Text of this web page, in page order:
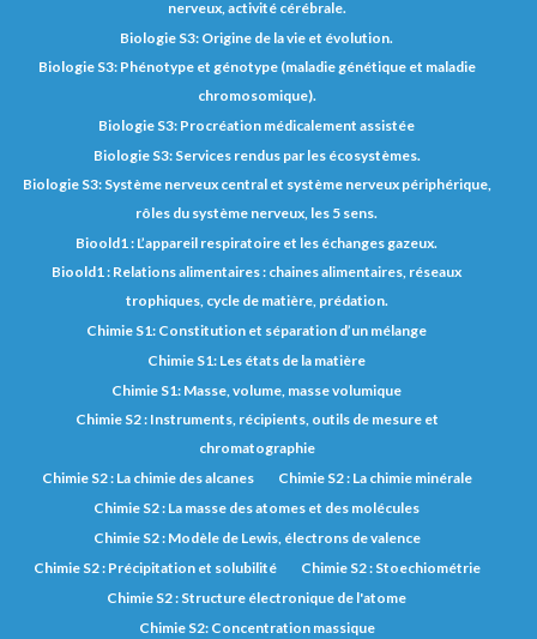
nerveux, activité cérébrale.
Biologie S3: Origine de la vie et évolution.
Biologie S3: Phénotype et génotype (maladie génétique et maladie
chromosomique).
Biologie S3: Procréation médicalement assistée
Biologie S3: Services rendus par les écosystèmes.
Biologie S3: Système nerveux central et système nerveux périphérique,
rôles du système nerveux, les 5 sens.
Bioold1 : L’appareil respiratoire et les échanges gazeux.
Bioold1 : Relations alimentaires : chaines alimentaires, réseaux
trophiques, cycle de matière, prédation.
Chimie S1: Constitution et séparation d’un mélange
Chimie S1: Les états de la matière
Chimie S1: Masse, volume, masse volumique
Chimie S2 : Instruments, récipients, outils de mesure et
chromatographie
Chimie S2 : La chimie des alcanes
Chimie S2 : La chimie minérale
Chimie S2 : La masse des atomes et des molécules
Chimie S2 : Modèle de Lewis, électrons de valence
Chimie S2 : Précipitation et solubilité
Chimie S2 : Stoechiométrie
Chimie S2 : Structure électronique de l'atome
Chimie S2: Concentration massique